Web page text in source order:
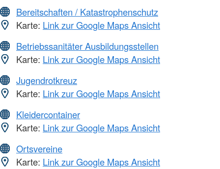
Bereitschaften / Katastrophenschutz
Karte: Link zur Google Maps Ansicht
Betriebssanitäter Ausbildungsstellen
Karte: Link zur Google Maps Ansicht
Jugendrotkreuz
Karte: Link zur Google Maps Ansicht
Kleidercontainer
Karte: Link zur Google Maps Ansicht
Ortsvereine
Karte: Link zur Google Maps Ansicht